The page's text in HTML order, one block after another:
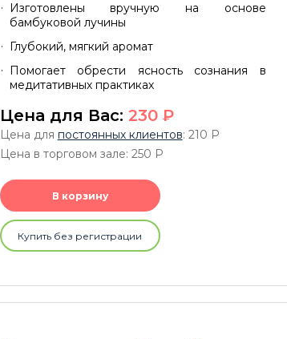
Изготовлены вручную на основе
бамбуковой лучины
Глубокий, мягкий аромат
Помогает обрести ясность сознания в
медитативных практиках
Цена для Вас: 230 P
Цена для постоянных клиентов: 210 P
Цена в торговом зале: 250 P
В корзину
Купить без регистрации